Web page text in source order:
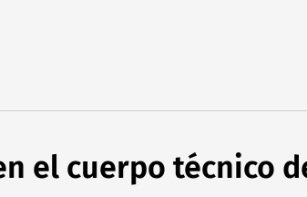
el cuerpo técnico